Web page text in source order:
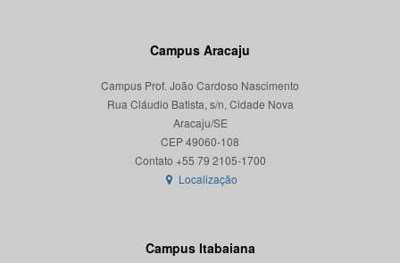
Campus Aracaju
Campus Prof. João Cardoso Nascimento
Rua Cláudio Batista, s/n, Cidade Nova
Aracaju/SE
CEP 49060-108
Localização
Campus Itabaiana